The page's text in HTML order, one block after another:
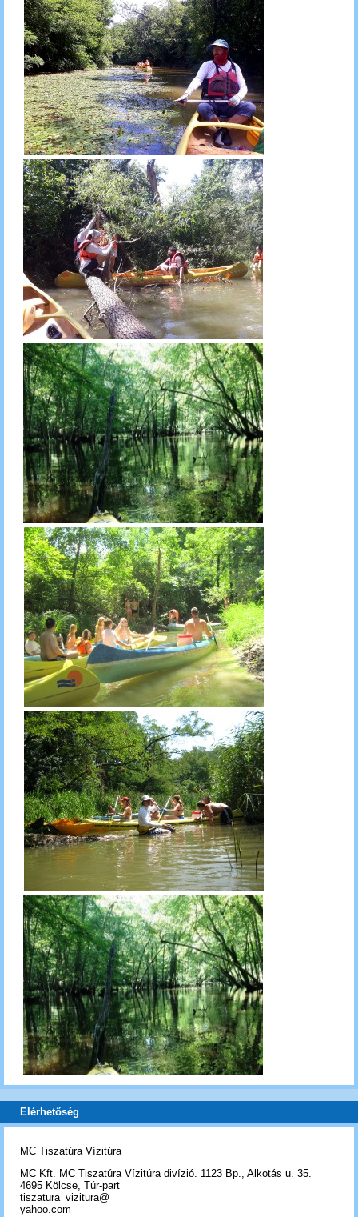
Elérhetőség
MC Tiszatúra Vízitúra
MC Kft. MC Tiszatúra Vízitúra divízió. 1123 Bp., Alkotás u. 35.
4695 Kölcse, Túr-part
tiszatura_vizitura@
yahoo.com